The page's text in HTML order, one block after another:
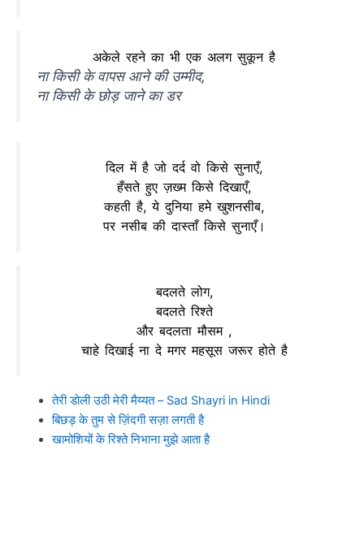
अकेले रहने का भी एक अलग सुकून है
ना किसी के वापस आने की उम्मीद,
ना किसी के छोड़ जाने का डर
दिल में है जो दर्द वो किसे सुनाएँ,
हँसते हुए ज़ख्म किसे दिखाएँ,
कहती है, ये दुनिया हमे खुशनसीब,
पर नसीब की दास्ताँ किसे सुनाएँ।
बदलते लोग,
बदलते रिश्ते
और बदलता मौसम ,
चाहे दिखाई ना दे मगर महसूस जरूर होते है
तेरी ‪‎डोली‬ उठी मेरी ‪‎मैय्यत‬ – Sad Shayri in Hindi
बिछड़ के तुम से ज़िंदगी सज़ा लगती है
खामोशियों के रिश्ते निभाना मुझे आता है